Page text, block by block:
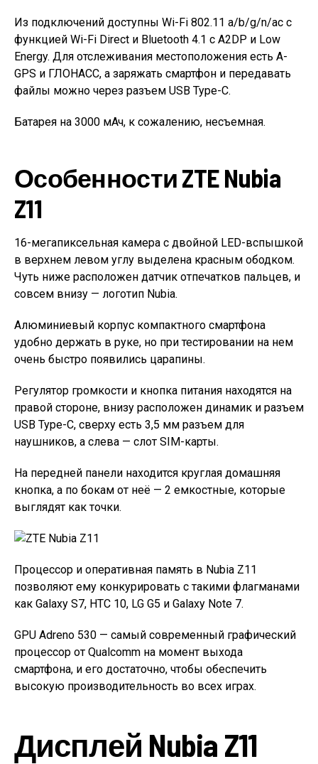
Из подключений доступны Wi-Fi 802.11 a/b/g/n/ac с
функцией Wi-Fi Direct и Bluetooth 4.1 с A2DP и Low
Energy. Для отслеживания местоположения есть A-
GPS и ГЛОНАСС, а заряжать смартфон и передавать
файлы можно через разъем USB Type-C.
Батарея на 3000 мАч, к сожалению, несъемная.
Особенности ZTE Nubia
Z11
16-мегапиксельная камера с двойной LED-вспышкой
в верхнем левом углу выделена красным ободком.
Чуть ниже расположен датчик отпечатков пальцев, и
совсем внизу — логотип Nubia.
Алюминиевый корпус компактного смартфона
удобно держать в руке, но при тестировании на нем
очень быстро появились царапины.
Регулятор громкости и кнопка питания находятся на
правой стороне, внизу расположен динамик и разъем
USB Type-C, сверху есть 3,5 мм разъем для
наушников, а слева — слот SIM-карты.
На передней панели находится круглая домашняя
кнопка, а по бокам от неё — 2 емкостные, которые
выглядят как точки.
Процессор и оперативная память в Nubia Z11
позволяют ему конкурировать с такими флагманами
как Galaxy S7, HTC 10, LG G5 и Galaxy Note 7.
GPU Adreno 530 — самый современный графический
процессор от Qualcomm на момент выхода
смартфона, и его достаточно, чтобы обеспечить
высокую производительность во всех играх.
Дисплей Nubia Z11